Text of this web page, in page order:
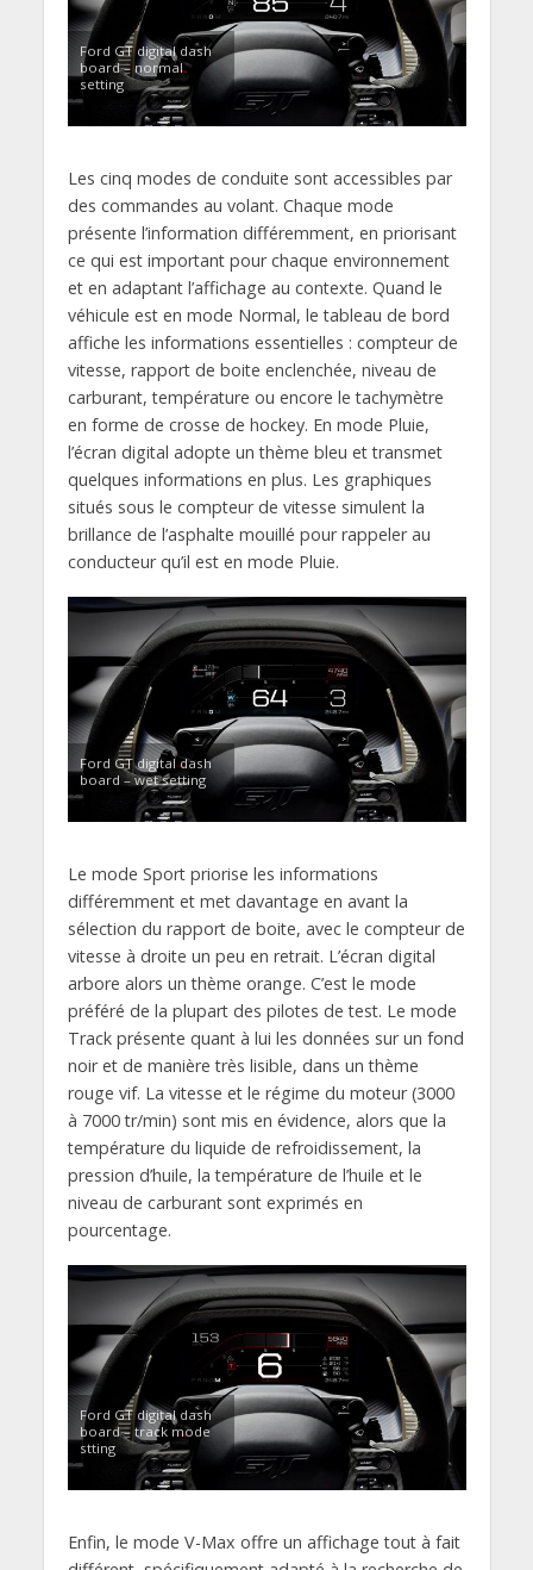
Ford GT digital dash
board – normal
setting
Les cinq modes de conduite sont accessibles par
des commandes au volant. Chaque mode
présente l’information différemment, en priorisant
ce qui est important pour chaque environnement
et en adaptant l’affichage au contexte. Quand le
véhicule est en mode Normal, le tableau de bord
affiche les informations essentielles : compteur de
vitesse, rapport de boite enclenchée, niveau de
carburant, température ou encore le tachymètre
en forme de crosse de hockey. En mode Pluie,
l’écran digital adopte un thème bleu et transmet
quelques informations en plus. Les graphiques
situés sous le compteur de vitesse simulent la
brillance de l’asphalte mouillé pour rappeler au
conducteur qu’il est en mode Pluie.
Ford GT digital dash
board – wet setting
Le mode Sport priorise les informations
différemment et met davantage en avant la
sélection du rapport de boite, avec le compteur de
vitesse à droite un peu en retrait. L’écran digital
arbore alors un thème orange. C’est le mode
préféré de la plupart des pilotes de test. Le mode
Track présente quant à lui les données sur un fond
noir et de manière très lisible, dans un thème
rouge vif. La vitesse et le régime du moteur (3000
à 7000 tr/min) sont mis en évidence, alors que la
température du liquide de refroidissement, la
pression d’huile, la température de l’huile et le
niveau de carburant sont exprimés en
pourcentage.
Ford GT digital dash
board – track mode
stting
Enfin, le mode V-Max offre un affichage tout à fait